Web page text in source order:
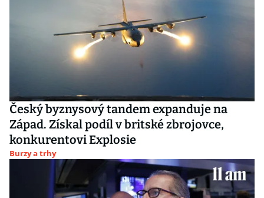
Český byznysový tandem expanduje na
Západ. Získal podíl v britské zbrojovce,
konkurentovi Explosie
Burzy a trhy